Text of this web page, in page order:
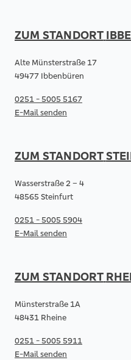
ZUM STANDORT
Alte Münsterstraße 17
49477 Ibbenbüren
0251 - 5005 5167
E-Mail senden
ZUM STANDORT
Wasserstraße 2 – 4
48565 Steinfurt
0251 - 5005 5904
E-Mail senden
ZUM STANDORT
Münsterstraße 1A
48431 Rheine
0251 - 5005 5911
E-Mail senden